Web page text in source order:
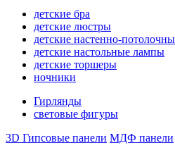
детские бра
детские люстры
детские настенно-
детские настольные лампы
детские торшеры
ночники
Гирлянды
световые фигуры
3D Гипсовые панели МДФ панели